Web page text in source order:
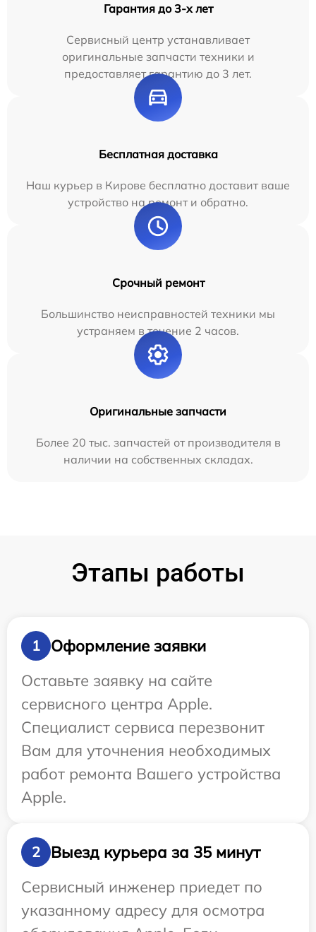
Гарантия до 3-х лет
Сервисный центр устанавливает
оригинальные запчасти техники и
предоставляет гарантию до 3 лет.
Бесплатная доставка
Наш курьер в Кирове бесплатно доставит ваше
устройство на ремонт и обратно.
Срочный ремонт
Большинство неисправностей техники мы
устраняем в течение 2 часов.
Оригинальные запчасти
Более 20 тыс. запчастей от производителя в
наличии на собственных складах.
Этапы работы
1
Оформление заявки
Оставьте заявку на сайте
сервисного центра Apple.
Специалист сервиса перезвонит
Вам для уточнения необходимых
работ ремонта Вашего устройства
Apple.
2
Выезд курьера за 35 минут
Сервисный инженер приедет по
указанному адресу для осмотра